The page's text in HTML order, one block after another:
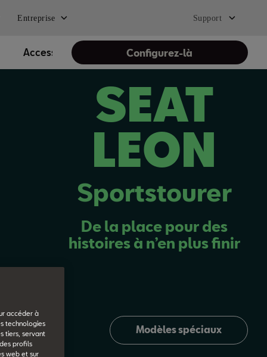
Entreprise Support
Accessoires SEAT Service
Configurez-là
SEAT
LEON
Sportstourer
De la place pour des
histoires à n’en plus finir
Modèles spéciaux
accéder à
technologies
tiers, servant
profils
web et sur